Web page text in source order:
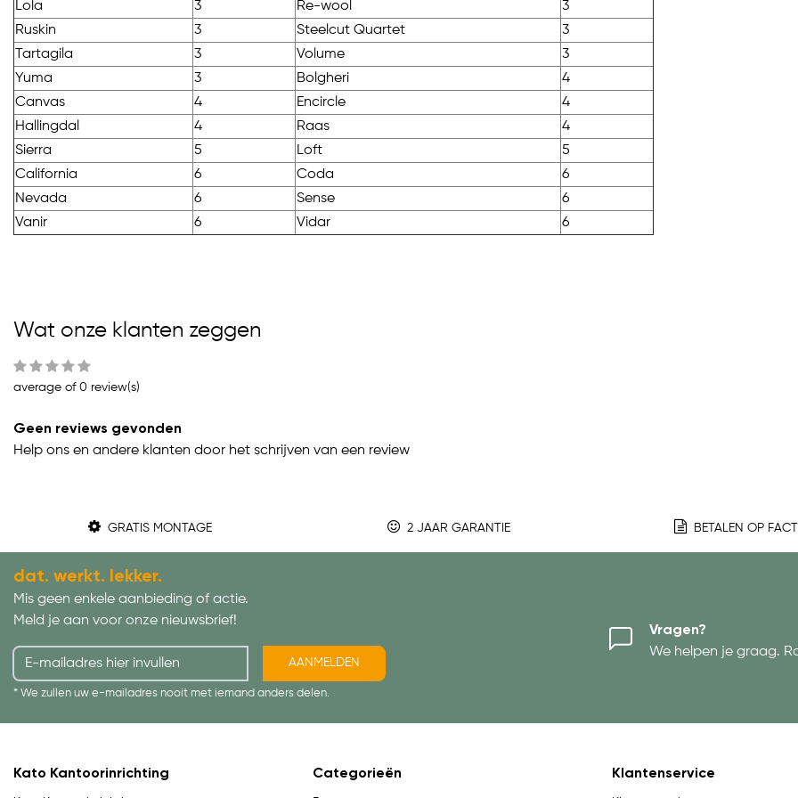
Lola
3 Re-wool
3
Ruskin
3 Steelcut Quartet
3
Tartagila
3 Volume
3
Yuma
3 Bolgheri
4
Canvas
4 Encircle
4
Hallingdal
4 Raas
4
Sierra
5 Loft
5
California
6 Coda
6
Nevada
6 Sense
6
Vanir
6 Vidar 6
Wat onze klanten zeggen
average of 0 review(s)
Geen reviews gevonden
Help ons en andere klanten door het schrijven van een review
GRATIS MONTAGE 2 JAAR GARANTIE BETALEN OP
dat. werkt. lekker.
Mis geen enkele aanbieding of actie.
Meld je aan voor onze nieuwsbrief!
AANMELDEN
* We zullen uw e-mailadres nooit met iemand anders delen.
Vragen?
We helpen je graag.
Kato Kantoorinrichting Categorieën Klantenservice